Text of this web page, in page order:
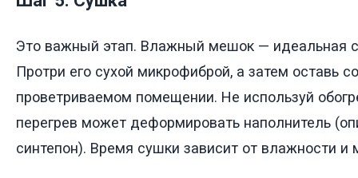
Это важный этап. Влажный мешок — идеальная
Протри его сухой микрофиброй, а затем оставь
проветриваемом помещении. Не используй
перегрев может деформировать наполнитель
синтепон). Время сушки зависит от влажности и